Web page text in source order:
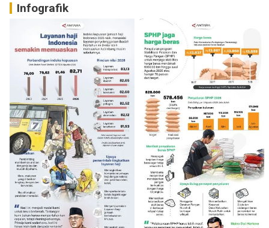
Infografik